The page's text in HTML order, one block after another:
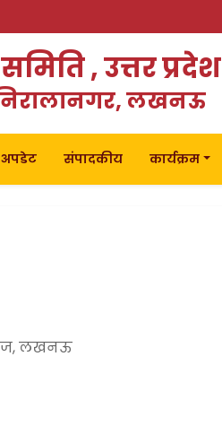
, उत्तर प्रदेश
लखनऊ
संपादकीय कार्यक्रम
लखनऊ